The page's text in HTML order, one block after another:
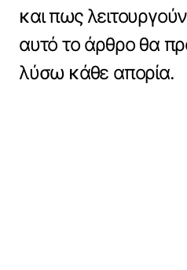
και πως
αυτό το άρθρο θα
λύσω κάθε απορία.